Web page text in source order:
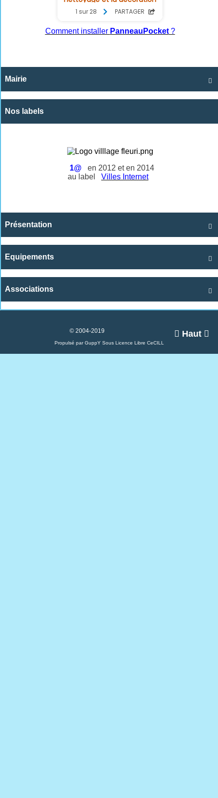
Comment installer PanneauPocket?

Mairie
Nos labels
1@
en 2012 et en 2014
au label
Villes Internet

Présentation

Equipements

Associations
 Haut 
© 2004-2019
Propulsé par GuppY Sous Licence Libre CeCILL